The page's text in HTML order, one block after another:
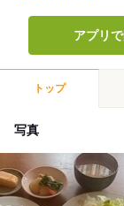
アプリで
トップ
写真